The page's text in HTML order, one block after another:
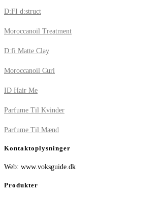
D:FI d:struct
Moroccanoil Treatment
D:fi Matte Clay
Moroccanoil Curl
ID Hair Me
Parfume Til Kvinder
Parfume Til Mænd
Kontaktoplysninger
Web: www.voksguide.dk
Produkter